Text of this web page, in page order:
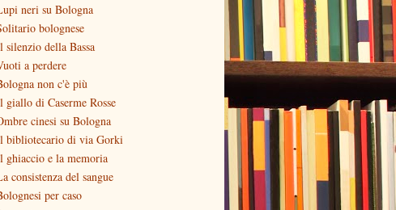
neri su Bologna
bolognese
silenzio della Bassa
a perdere
non c'è più
giallo di Caserme Rosse
cinesi su Bologna
bibliotecario di via Gorki
ghiaccio e la memoria
consistenza del sangue
per caso